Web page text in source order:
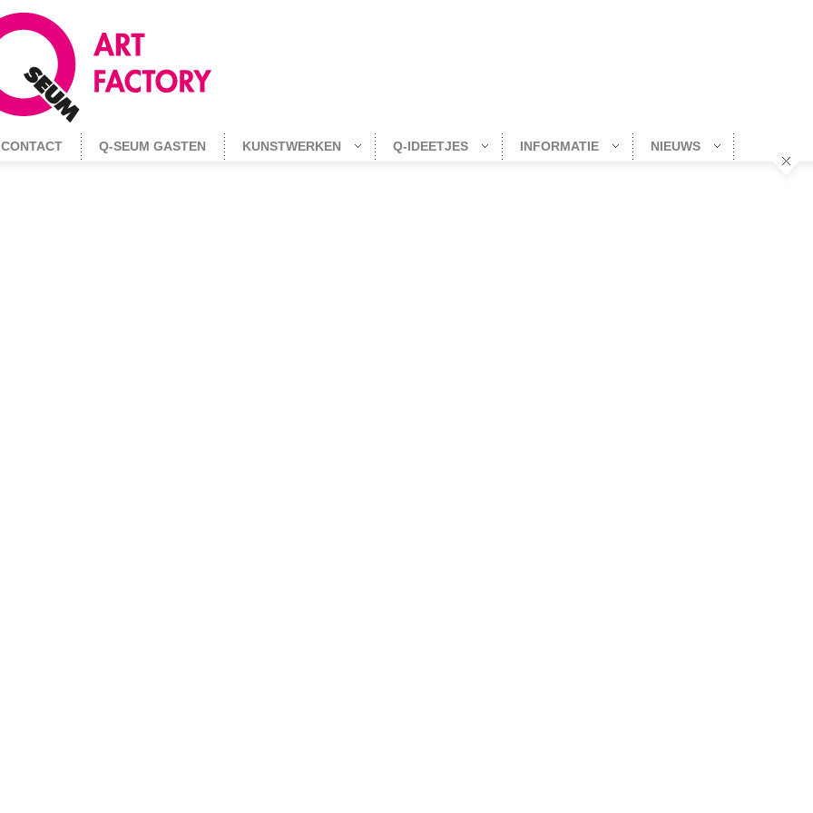
CONTACT Q-SEUM GASTEN KUNSTWERKEN Q-IDEETJES INFORMATIE NIEUWS